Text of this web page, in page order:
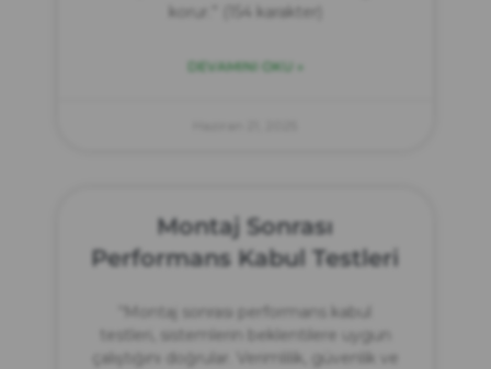
korur.” (154 karakter)
DEVAMINI OKU »
Montaj Sonrası
Performans Kabul Testleri
“Montaj sonrası performans kabul
testleri, sistemlerin beklentilere uygun
çalıştığını doğrular. Verimlilik, güvenlik ve